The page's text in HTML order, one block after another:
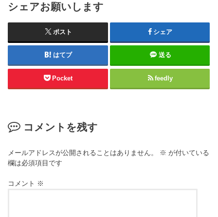
シェアお願いします
ポスト シェア
はてブ 送る
Pocket feedly
コメントを残す
メールアドレスが公開されることはありません。 ※ が付いている
欄は必須項目です
コメント ※